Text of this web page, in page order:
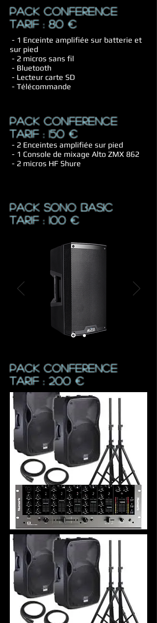
pack conference
TARIF : 80 €
- 1 Enceinte amplifiée sur batterie et
sur pied
- 2 micros sans fil
- Bluetooth
- Lecteur carte SD
- Télécommande
pack conference
TARIF : 150 €
- 2 Enceintes amplifiée sur pied
- 1 Console de mixage Alto ZMX 862
- 2 micros HF Shure
pack sono BASIC
TARIF : 100 €
pack conference
TARIF : 200 €